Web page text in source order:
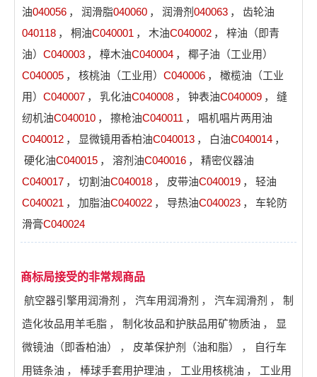
油040056 ， 润滑脂040060 ， 润滑剂 040063 ，
齿轮油
040118 ， 桐油C040001 ， 木油C040002 ，
梓油（即青
油） C040003 ， 樟木油C040004 ，
椰子油（工业用）
C040005 ， 核桃油（工业用） C040006 ，
橄榄油（工业
用） C040007 ， 乳化油C040008 ， 钟表油C040009 ，
缝
纫机油C040010 ， 擦枪油C040011 ，
唱机唱片两用油
C040012 ， 显微镜用香柏油C040013 ， 白油C040014 ，
硬化油C040015 ， 溶剂油C040016 ，
精密仪器油
C040017 ， 切割油C040018 ， 皮带油C040019 ，
轻油
C040021 ， 加脂油C040022 ， 导热油C040023 ，
车轮防
滑膏C040024
商标局接受的非常规商品
航空器引擎用润滑剂 ， 汽车用润滑剂 ， 汽车润滑剂 ，
制
造化妆品用羊毛脂 ， 制化妆品和护肤品用矿物质油 ，
显
微镜油（即香柏油）
， 皮革保护剂（油和脂） ，
自行车
用链条油 ， 棒球手套用护理油 ， 工业用核桃油 ，
工业用